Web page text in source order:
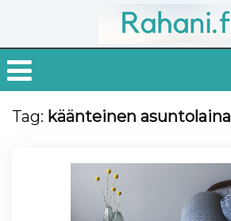
Tag: käänteinen asuntolaina